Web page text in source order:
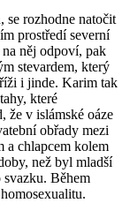
se rozhodne natočit
prostředí severní
něj odpoví, pak
stevardem, který
i jinde. Karim tak
které
že v islámské oáze
obřady mezi
a chlapcem kolem
než byl mladší
svazku. Během